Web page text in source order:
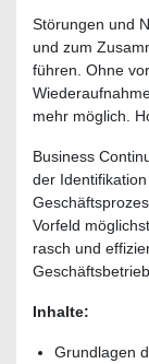
Störungen und
und zum
führen. Ohne
mehr möglich.
Business
der
Vorfeld
rasch und
Inhalte:
Grundlagen